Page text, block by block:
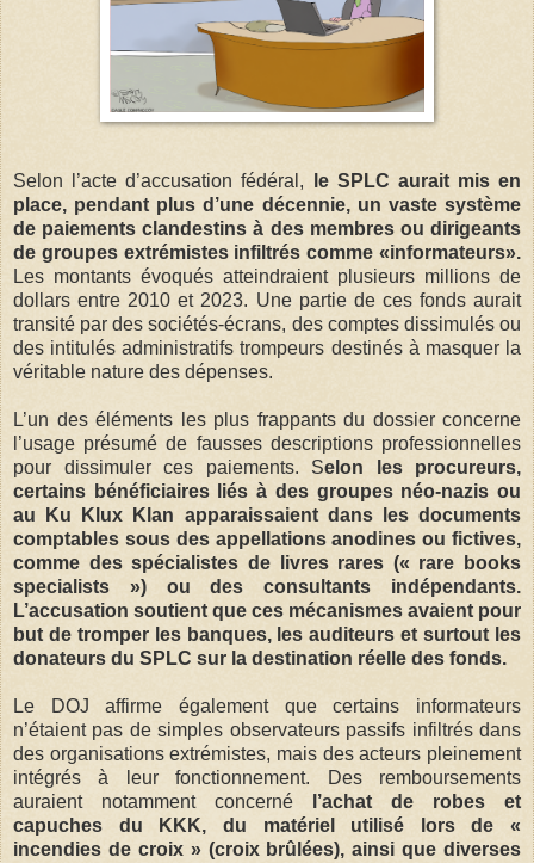
Selon l’acte d’accusation fédéral,
le SPLC aurait mis en
place, pendant plus d’une décennie, un vaste système
de paiements clandestins à des membres ou dirigeants
de groupes extrémistes infiltrés comme «informateurs».
Les montants évoqués atteindraient plusieurs millions de
dollars entre 2010 et 2023. Une partie de ces fonds aurait
transité par des sociétés-écrans, des comptes dissimulés ou
des intitulés administratifs trompeurs destinés à masquer la
véritable nature des dépenses.
L’un des éléments les plus frappants du dossier concerne
l’usage présumé de fausses descriptions professionnelles
pour dissimuler ces paiements. Selon les procureurs,
certains bénéficiaires liés à des groupes néo-nazis ou
au Ku Klux Klan apparaissaient dans les documents
comptables sous des appellations anodines ou fictives,
comme des spécialistes de livres rares (« rare books
specialists ») ou des consultants indépendants.
L’accusation soutient que ces mécanismes avaient pour
but de tromper les banques, les auditeurs et surtout les
donateurs du SPLC sur la destination réelle des fonds.
Le DOJ affirme également que certains informateurs
n’étaient pas de simples observateurs passifs infiltrés dans
des organisations extrémistes, mais des acteurs pleinement
intégrés à leur fonctionnement. Des remboursements
auraient notamment concerné l’achat de robes et
capuches du KKK, du matériel utilisé lors de «
incendies de croix » (croix brûlées), ainsi que diverses